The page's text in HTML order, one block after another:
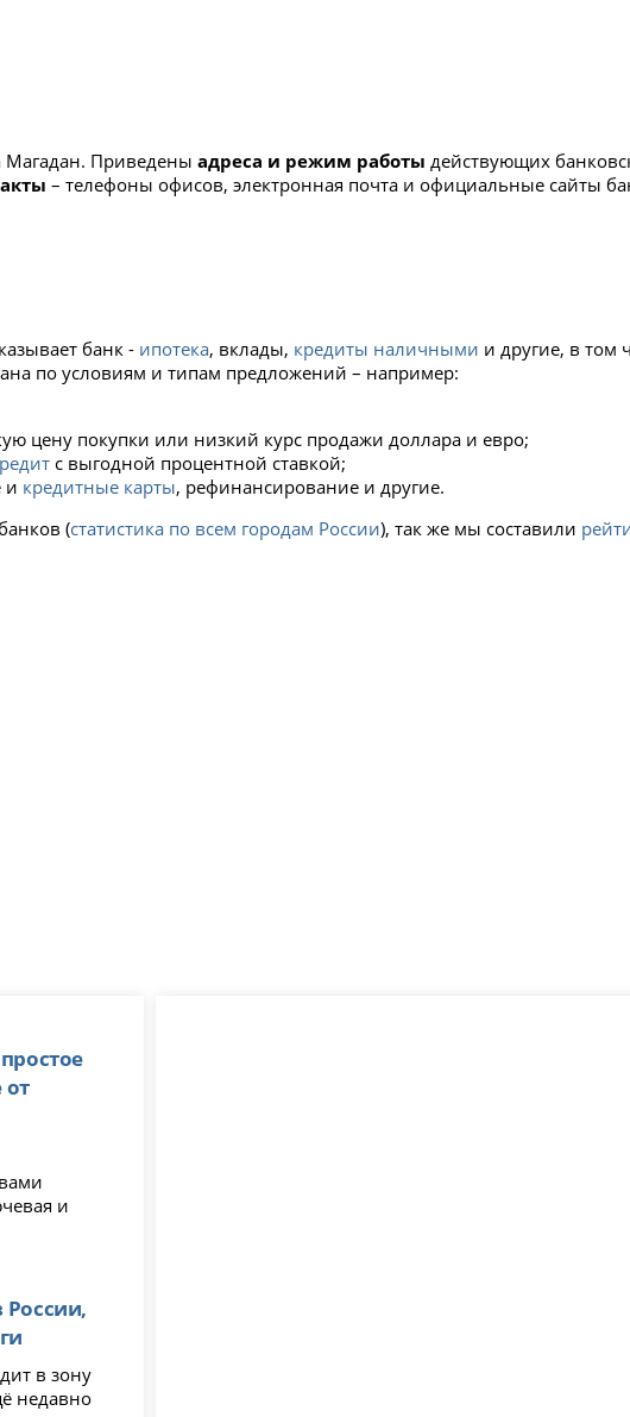
Магадан. Приведеныадреса и режим работы действующих
– телефоны офисов, электронная почта и официальные сайты
банк - ипотека, вклады, кредиты наличными и другие, в том
по условиям и типам предложений – например:
цену покупки или низкий курс продажи доллара и евро;
с выгодной процентной ставкой;
и кредитные карты, рефинансирование и другие.
(статистика по всем городам России), так же мы составили
от
и
России,
в зону
недавно